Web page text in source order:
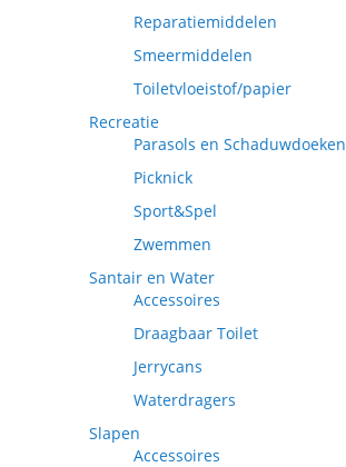
Reparatiemiddelen
Smeermiddelen
Toiletvloeistof/papier
Recreatie
Parasols en Schaduwdoeken
Picknick
Sport&Spel
Zwemmen
Santair en Water
Accessoires
Draagbaar Toilet
Jerrycans
Waterdragers
Slapen
Accessoires